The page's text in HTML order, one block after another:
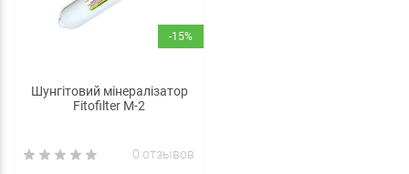
-15%
Шунгітовий мінералізатор
Fitofilter M-2
0 отзывов